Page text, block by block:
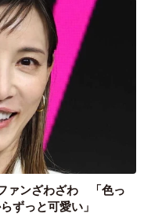
ァンざわざわ 「色っ
ずっと可愛い」